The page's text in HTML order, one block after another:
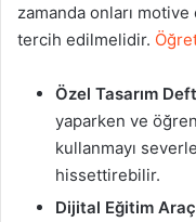
zamanda onları
tercih edilmelidir.
Özel Tasarım
yaparken ve
kullanmayı
hissettirebilir.
Dijital Eğitim